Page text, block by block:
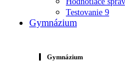
Testovanie 9
Gymnázium
Gymnázium